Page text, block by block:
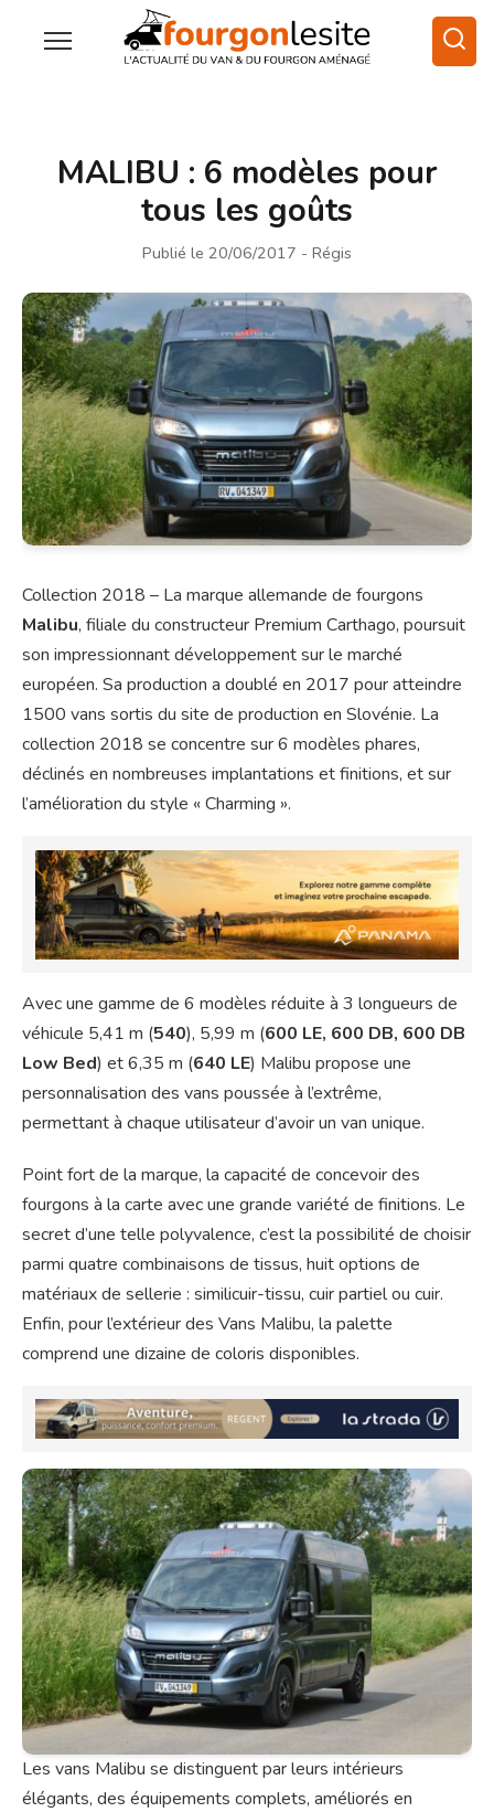
MALIBU : 6 modèles pour
tous les goûts
Publié le 20/06/2017 - Régis
Collection 2018 – La marque allemande de fourgons
Malibu, filiale du constructeur Premium Carthago, poursuit
son impressionnant développement sur le marché
européen. Sa production a doublé en 2017 pour atteindre
1500 vans sortis du site de production en Slovénie. La
collection 2018 se concentre sur 6 modèles phares,
déclinés en nombreuses implantations et finitions, et sur
l’amélioration du style « Charming ».
Avec une gamme de 6 modèles réduite à 3 longueurs de
véhicule 5,41 m (540), 5,99 m (600 LE, 600 DB, 600 DB
Low Bed) et 6,35 m (640 LE) Malibu propose une
personnalisation des vans poussée à l’extrême,
permettant à chaque utilisateur d’avoir un van unique.
Point fort de la marque, la capacité de concevoir des
fourgons à la carte avec une grande variété de finitions. Le
secret d’une telle polyvalence, c’est la possibilité de choisir
parmi quatre combinaisons de tissus, huit options de
matériaux de sellerie : similicuir-tissu, cuir partiel ou cuir.
Enfin, pour l’extérieur des Vans Malibu, la palette
comprend une dizaine de coloris disponibles.
Les vans Malibu se distinguent par leurs intérieurs
élégants, des équipements complets, améliorés en